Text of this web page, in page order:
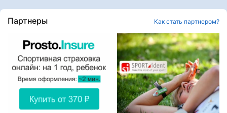
Партнеры Как стать партнером?